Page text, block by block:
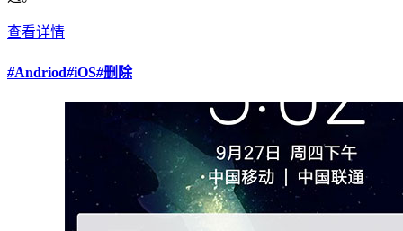
查看详情
#Andriod#iOS#删除